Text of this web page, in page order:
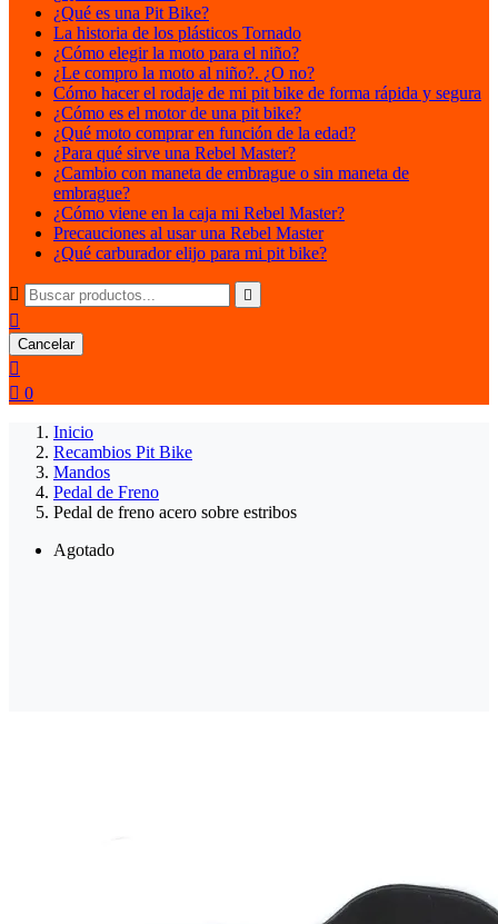
¿Qué es una Pit Bike?
La historia de los plásticos Tornado
¿Cómo elegir la moto para el niño?
¿Le compro la moto al niño?. ¿O no?
Cómo hacer el rodaje de mi pit bike de forma rápida y segura
¿Cómo es el motor de una pit bike?
¿Qué moto comprar en función de la edad?
¿Para qué sirve una Rebel Master?
¿Cambio con maneta de embrague o sin maneta de
embrague?
¿Cómo viene en la caja mi Rebel Master?
Precauciones al usar una Rebel Master
¿Qué carburador elijo para mi pit bike?
 

Cancelar

 0
Inicio
Recambios Pit Bike
Mandos
Pedal de Freno
Pedal de freno acero sobre estribos
Agotado